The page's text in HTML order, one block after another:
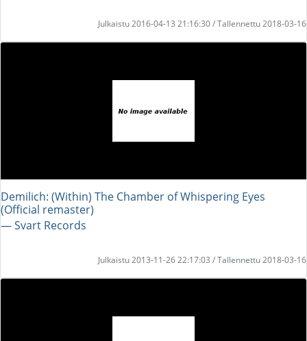
Julkaistu 2016-04-13 21:16:30 / Tallennettu 2018-03-16
Demilich: (Within) The Chamber of Whispering Eyes
(Official remaster)
― Svart Records
Julkaistu 2013-11-26 22:17:03 / Tallennettu 2018-03-16